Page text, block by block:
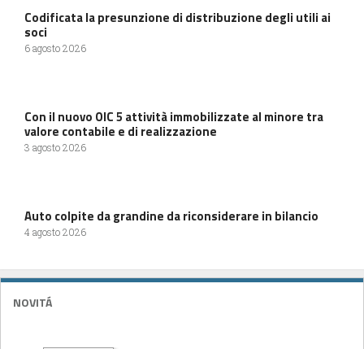
Codificata la presunzione di distribuzione degli utili ai
soci
6 agosto 2026
Con il nuovo OIC 5 attività immobilizzate al minore tra
valore contabile e di realizzazione
3 agosto 2026
Auto colpite da grandine da riconsiderare in bilancio
4 agosto 2026
NOVITÁ